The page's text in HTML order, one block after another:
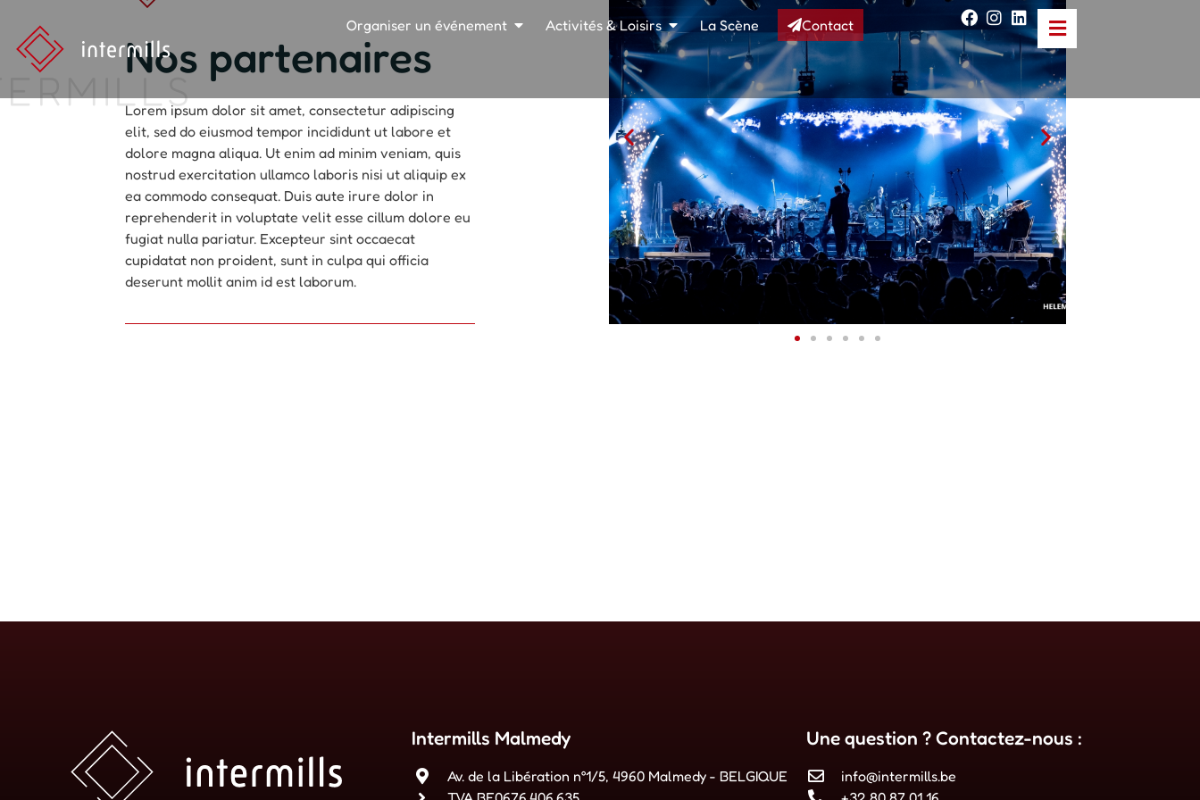
Organiser un événement Activités & Loisirs La Scène Contact
Nos partenaires
Lorem ipsum dolor sit amet, consectetur adipiscing
elit, sed do eiusmod tempor incididunt ut labore et
dolore magna aliqua. Ut enim ad minim veniam, quis
nostrud exercitation ullamco laboris nisi ut aliquip ex
ea commodo consequat. Duis aute irure dolor in
reprehenderit in voluptate velit esse cillum dolore eu
fugiat nulla pariatur. Excepteur sint occaecat
cupidatat non proident, sunt in culpa qui officia
deserunt mollit anim id est laborum.
Intermills Malmedy
Av. de la Libération n°1/5, 4960 Malmedy - BELGIQUE
Une question ? Contactez-nous :
info@intermills.be